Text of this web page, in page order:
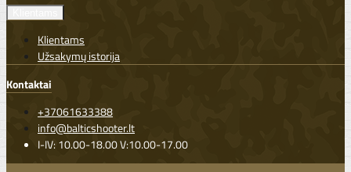
Klientams
Užsakymų istorija
Kontaktai
+37061633388
info@balticshooter.lt
I-IV: 10.00-18.00 V:10.00-17.00